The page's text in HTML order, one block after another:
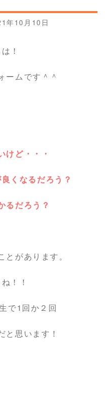
年10月10日
！
ームです＾＾
けど・・・
くなるだろう？
るだろう？
があります。
！！
で1回か２回
と思います！